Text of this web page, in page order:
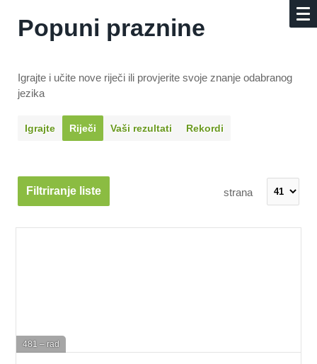
Popuni praznine
Igrajte i učite nove riječi ili provjerite svoje znanje odabranog
jezika
Igrajte Riječi Vaši rezultati Rekordi
Filtriranje liste strana
481 – rad